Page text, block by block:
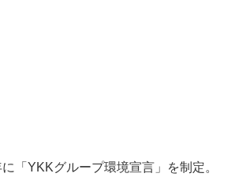
「YKKグループ環境宣言」を制定。